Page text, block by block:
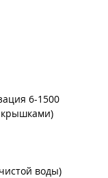
6-1500
крышками)
воды)